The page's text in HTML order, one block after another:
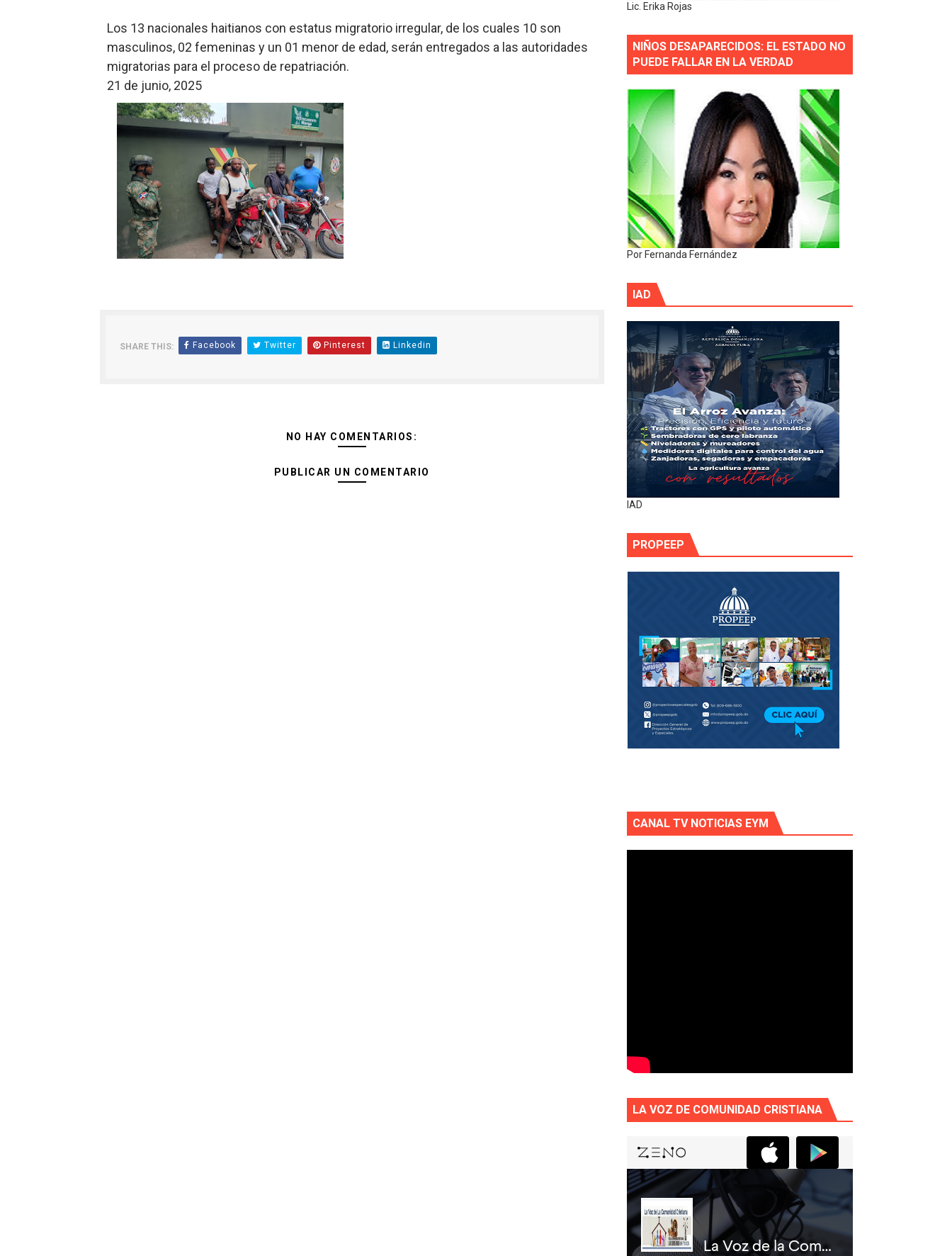
Los 13 nacionales haitianos con estatus migratorio irregular, de los cuales 10 son
masculinos, 02 femeninas y un 01 menor de edad, serán entregados a las autoridades
migratorias para el proceso de repatriación.
21 de junio, 2025
SHARE THIS: Facebook Twitter Pinterest Linkedin
NO HAY COMENTARIOS:
PUBLICAR UN COMENTARIO
Lic. Erika Rojas
NIÑOS DESAPARECIDOS: EL ESTADO NO
PUEDE FALLAR EN LA VERDAD
Por Fernanda Fernández
IAD
IAD
PROPEEP
CANAL TV NOTICIAS EYM
LA VOZ DE COMUNIDAD CRISTIANA